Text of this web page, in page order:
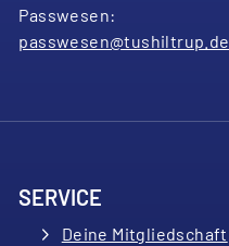
Passwesen:
passwesen@tushiltrup.de
SERVICE
Deine Mitgliedschaft